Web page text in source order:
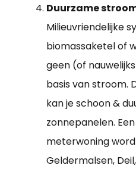
Duurzame
Milieuvriendelijke
biomassaketel of
geen (of
basis van stroom.
kan je schoon &
zonnepanelen.
meterwoning
Geldermalsen,